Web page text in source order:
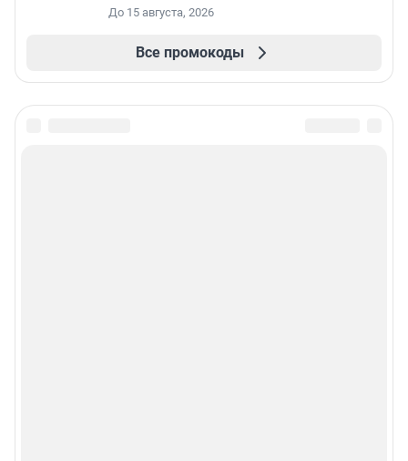
До 15 августа, 2026
Все промокоды